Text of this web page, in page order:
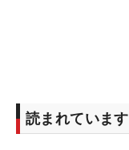
読まれています